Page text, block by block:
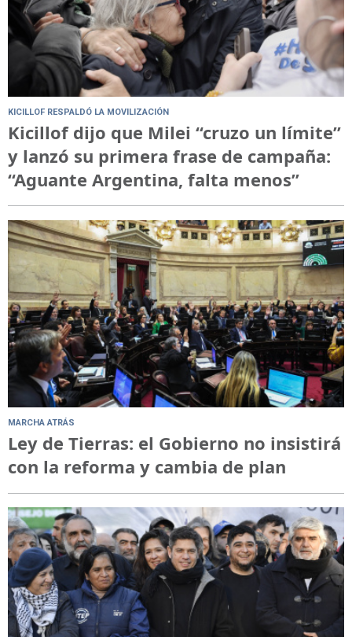
KICILLOF RESPALDÓ LA MOVILIZACIÓN
Kicillof dijo que Milei “cruzo un límite”
y lanzó su primera frase de campaña:
“Aguante Argentina, falta menos”
MARCHA ATRÁS
Ley de Tierras: el Gobierno no insistirá
con la reforma y cambia de plan